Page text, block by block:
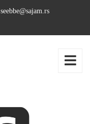
seebbe@sajam.rs